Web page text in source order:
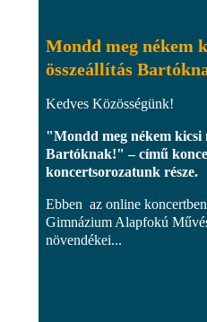
Mondd meg nékem
összeállítás
Kedves Közösségünk!
"Mondd meg nékem kicsi
Bartóknak!" – című
koncertsorozatunk része.
Ebben az online
Gimnázium Alapfokú
növendékei...